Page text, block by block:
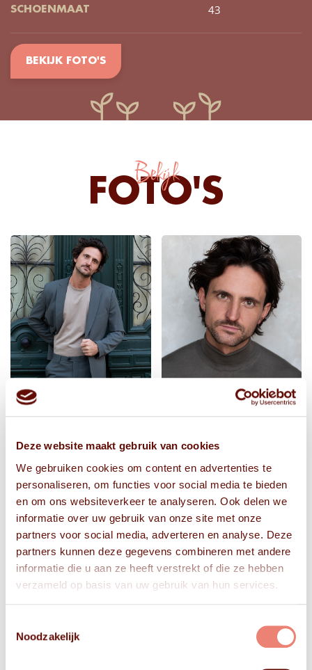
Deze website maakt gebruik van cookies
We gebruiken cookies om content en advertenties te
personaliseren, om functies voor social media te bieden
en om ons websiteverkeer te analyseren. Ook delen we
informatie over uw gebruik van onze site met onze
partners voor social media, adverteren en analyse. Deze
partners kunnen deze gegevens combineren met andere
informatie die u aan ze heeft verstrekt of die ze hebben
verzameld op basis van uw gebruik van hun services.
Noodzakelijk
SCHOENMAAT 43
BEKIJK FOTO'S
Bekijk
FOTO'S